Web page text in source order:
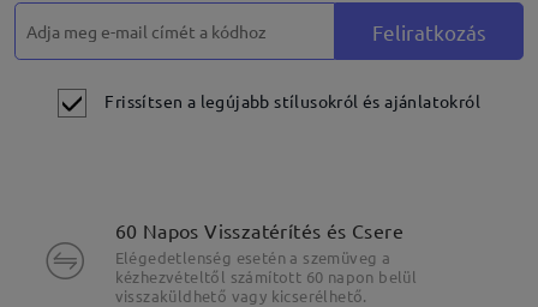
Feliratkozás
Frissítsen a legújabb stílusokról és ajánlatokról
60 Napos Visszatérítés és Csere
Elégedetlenség esetén a szemüveg a
kézhezvételtől számított 60 napon belül
visszaküldhető vagy kicserélhető.